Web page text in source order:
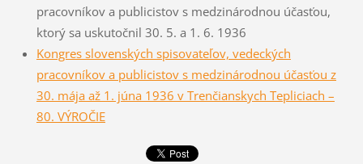
pracovníkov a publicistov s medzinárodnou účasťou,
ktorý sa uskutočnil 30. 5. a 1. 6. 1936
Kongres slovenských spisovateľov, vedeckých
pracovníkov a publicistov s medzinárodnou účasťou z
30. mája až 1. júna 1936 v Trenčianskych Tepliciach –
80. VÝROČIE